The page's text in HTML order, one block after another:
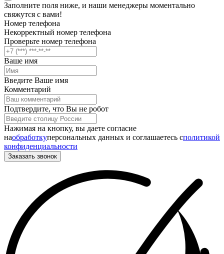
Заполните поля ниже, и наши менеджеры моментально
свяжутся с вами!
Номер телефона
Некорректный номер телефона
Проверьте номер телефона
Ваше имя
Введите Ваше имя
Комментарий
Подтвердите, что Вы не робот
Нажимая на кнопку, вы даете согласие
наобработкуперсональных данных и соглашаетесь cполитикой
конфиденциальности
Заказать звонок